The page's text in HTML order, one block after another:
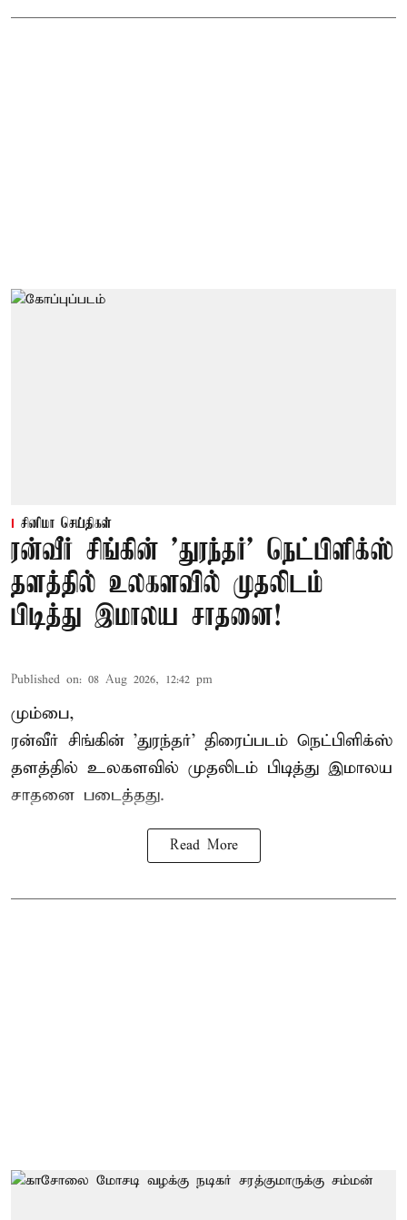
சினிமா செய்திகள்
ரன்வீர் சிங்கின் 'துரந்தர்' நெட்பிளிக்ஸ்
தளத்தில் உலகளவில் முதலிடம்
பிடித்து இமாலய சாதனை!
Published on: 08 Aug 2026, 12:42 pm
மும்பை,
ரன்வீர் சிங்கின் 'துரந்தர்' திரைப்படம் நெட்பிளிக்ஸ்
தளத்தில் உலகளவில் முதலிடம் பிடித்து இமாலய
சாதனை படைத்தது.
Read More